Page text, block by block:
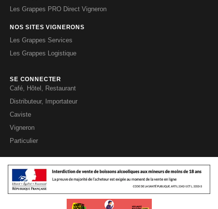
Les Grappes PRO Direct Vigneron
NOS SITES VIGNERONS
Les Grappes Services
Les Grappes Logistique
SE CONNECTER
Café, Hôtel, Restaurant
Distributeur, Importateur
Caviste
Vigneron
Particulier